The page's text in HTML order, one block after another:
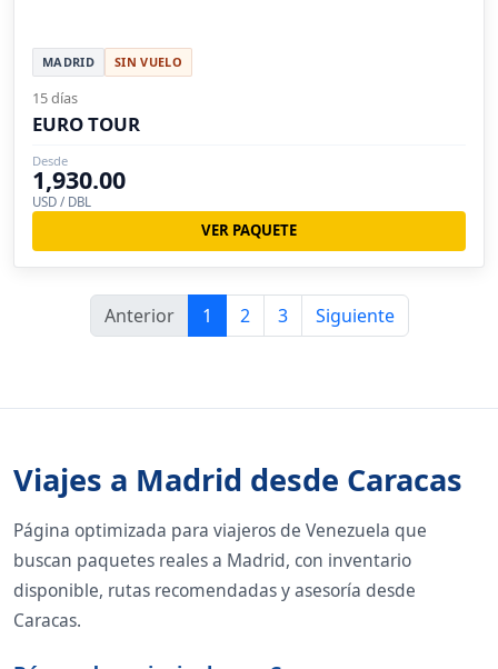
MADRID SIN VUELO
15 días
EURO TOUR
Desde
1,930.00
USD / DBL
VER PAQUETE
Anterior 1 2 3 Siguiente
Viajes a Madrid desde Caracas
Página optimizada para viajeros de Venezuela que
buscan paquetes reales a Madrid, con inventario
disponible, rutas recomendadas y asesoría desde
Caracas.